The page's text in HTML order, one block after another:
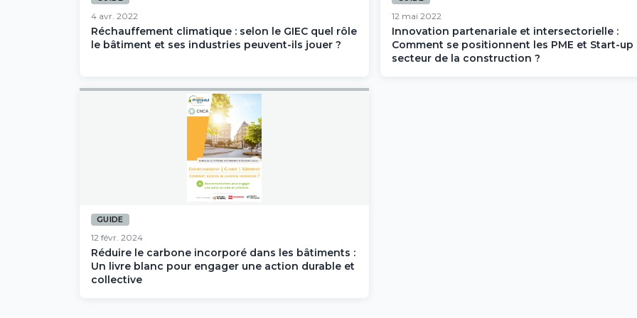
4 avr. 2022
Réchauffement climatique : selon le GIEC quel rôle
le bâtiment et ses industries peuvent-ils jouer ?
12 mai 2022
Innovation partenariale et intersectorielle :
Comment se positionnent les PME et Start-up
secteur de la construction ?
GUIDE
12 févr. 2024
Réduire le carbone incorporé dans les bâtiments :
Un livre blanc pour engager une action durable et
collective